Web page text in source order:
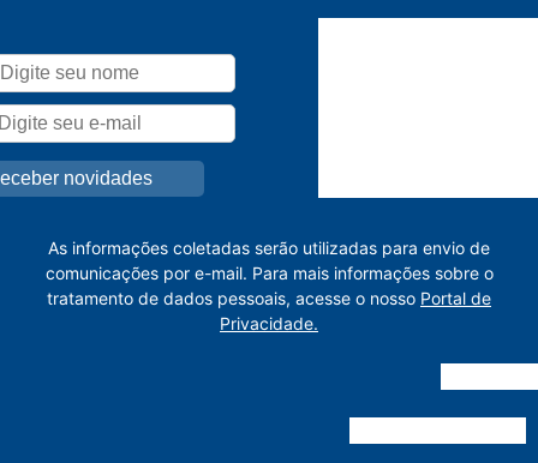
As informações coletadas serão utilizadas para envio de
comunicações por e-mail. Para mais informações sobre o
tratamento de dados pessoais, acesse o nosso Portal de
Privacidade.